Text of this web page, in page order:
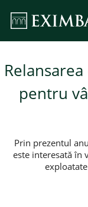
pentru
Prin prezentul
este interesată în